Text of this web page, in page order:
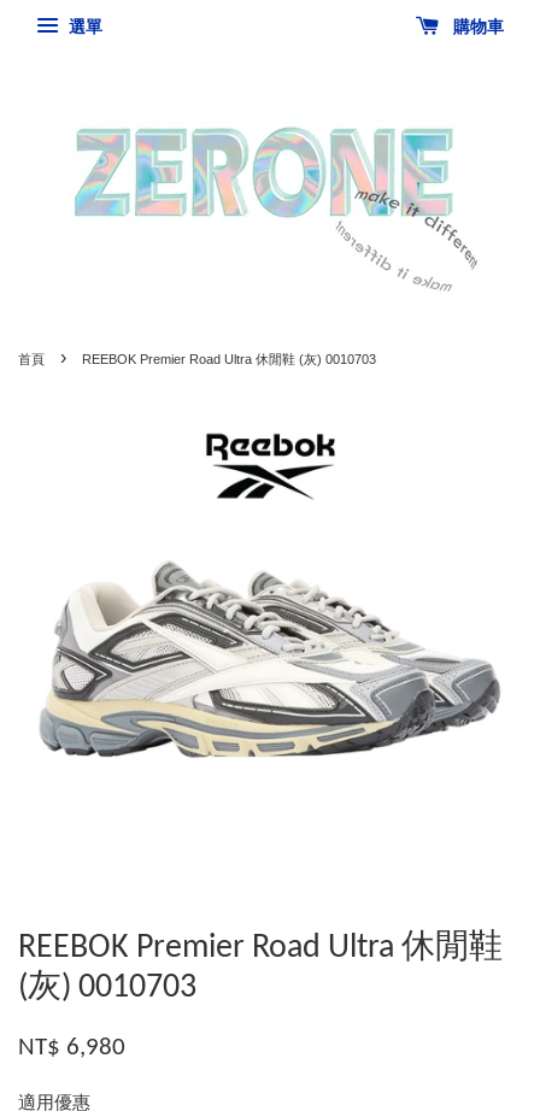
選單 購物車
首頁 › REEBOK Premier Road Ultra 休閒鞋 (灰) 0010703
REEBOK Premier Road Ultra 休閒鞋
(灰) 0010703
NT$ 6,980
適用優惠